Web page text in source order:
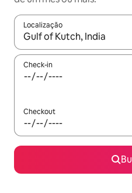
Localização
Quando os resultados
Check-in
Checkout